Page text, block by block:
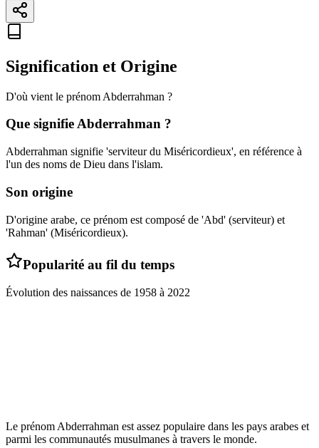
Signification et Origine
D'où vient le prénom Abderrahman ?
Que signifieAbderrahman ?
Abderrahman signifie 'serviteur du Miséricordieux', en référence à
l'un des noms de Dieu dans l'islam.
Son origine
D'origine arabe, ce prénom est composé de 'Abd' (serviteur) et
'Rahman' (Miséricordieux).
Popularité au fil du temps
Évolution des naissances de 1958 à 2022
Le prénom Abderrahman est assez populaire dans les pays arabes et
parmi les communautés musulmanes à travers le monde.